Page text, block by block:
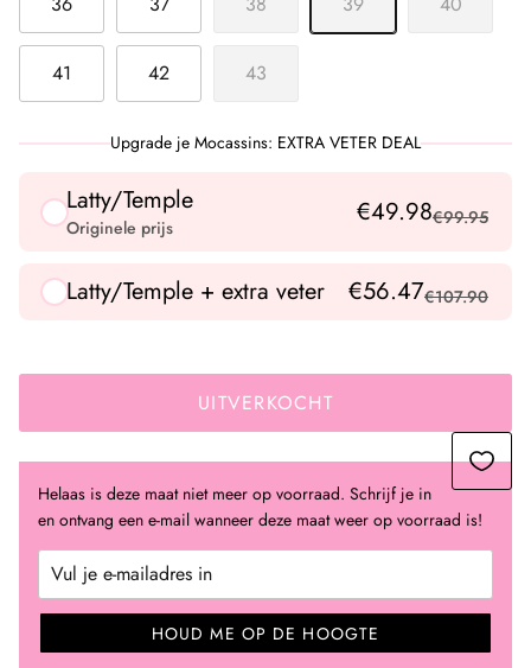
41 42 43
Upgrade je Mocassins: EXTRA VETER DEAL
Latty/Temple
Originele prijs €49.98€99.95
Latty/Temple + extra veter €56.47€107.90
UITVERKOCHT
Helaas is deze maat niet meer op voorraad. Schrijf je in
en ontvang een e-mail wanneer deze maat weer op voorraad is!
HOUD ME OP DE HOOGTE